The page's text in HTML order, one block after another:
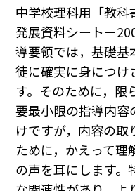
中学校理科用「教
発展資料シート－
導要領では，基礎基
徒に確実に身につけ
す。そのために，限
要最小限の指導内
けですが，内容の
ために，かえって理
の声を耳にします。